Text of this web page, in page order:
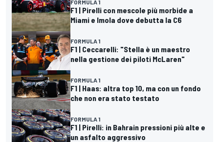
FORMULA 1
F1 | Pirelli con mescole più morbide a
Miami e Imola dove debutta la C6
FORMULA 1
F1 | Ceccarelli: "Stella è un maestro
nella gestione dei piloti McLaren"
FORMULA 1
F1 | Haas: altra top 10, ma con un fondo
che non era stato testato
FORMULA 1
F1 | Pirelli: in Bahrain pressioni più alte e
un asfalto aggressivo